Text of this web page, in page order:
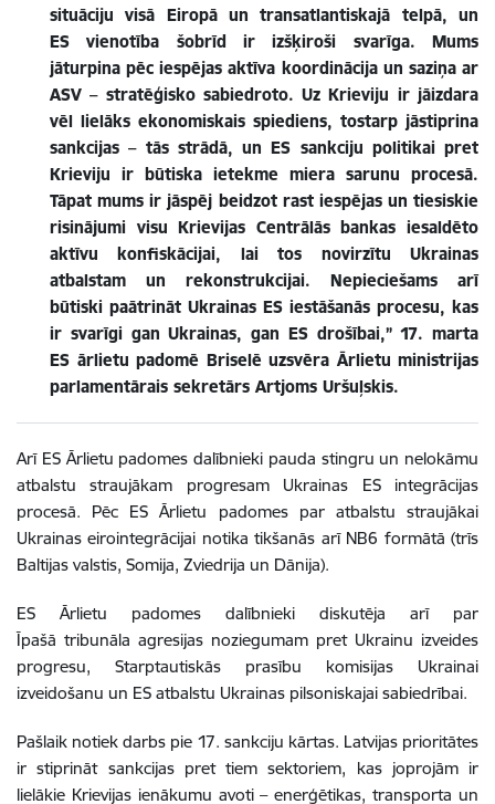
situāciju visā Eiropā un transatlantiskajā telpā, un
ES vienotība šobrīd ir izšķiroši svarīga. Mums
jāturpina pēc iespējas aktīva koordinācija un saziņa ar
ASV – stratēģisko sabiedroto. Uz Krieviju ir jāizdara
vēl lielāks ekonomiskais spiediens, tostarp jāstiprina
sankcijas – tās strādā, un ES sankciju politikai pret
Krieviju ir būtiska ietekme miera sarunu procesā.
Tāpat mums ir jāspēj beidzot rast iespējas un tiesiskie
risinājumi visu Krievijas Centrālās bankas iesaldēto
aktīvu
konfiskācijai, lai tos novirzītu Ukrainas
atbalstam un rekonstrukcijai.
Nepieciešams arī
būtiski paātrināt Ukrainas ES iestāšanās procesu, kas
ir svarīgi gan Ukrainas, gan ES drošībai,” 17. marta
ES ārlietu padomē Briselē uzsvēra Ārlietu ministrijas
parlamentārais sekretārs Artjoms Uršuļskis.
Arī ES Ārlietu padomes dalībnieki pauda stingru un nelokāmu
atbalstu straujākam progresam Ukrainas ES integrācijas
procesā.
Pēc ES Ārlietu padomes par atbalstu straujākai
Ukrainas eirointegrācijai notika tikšanās arī NB6 formātā (trīs
Baltijas valstis, Somija, Zviedrija un Dānija).
ES Ārlietu padomes dalībnieki diskutēja arī par
Īpašā tribunāla agresijas noziegumam pret Ukrainu izveides
progresu, Starptautiskās prasību komisijas Ukrainai
izveidošanu un ES atbalstu Ukrainas pilsoniskajai sabiedrībai.
Pašlaik notiek darbs pie 17. sankciju kārtas. Latvijas prioritātes
ir stiprināt sankcijas pret tiem sektoriem, kas joprojām ir
lielākie Krievijas ienākumu avoti – enerģētikas, transporta un